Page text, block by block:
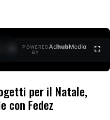
POWERED
BY
AdhubMedia
per il Natale,
con Fedez